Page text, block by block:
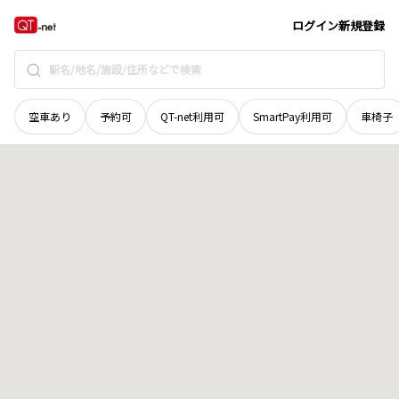
ログイン新規登録
空車あり 予約可 QT-net利用可 SmartPay利用可 車椅子
岩手県